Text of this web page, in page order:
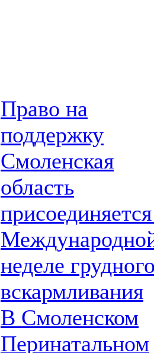
Право на
поддержку
Смоленская
область
неделе
вскармливания
В Смоленском
Перинатальном